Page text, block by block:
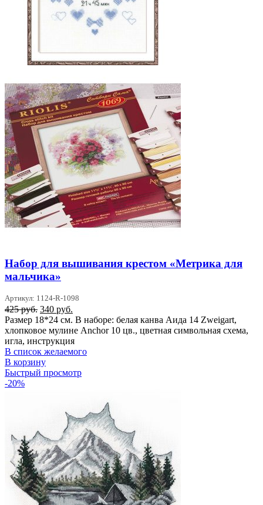
Набор для вышивания крестом «Метрика для
мальчика»
Артикул: 1124-R-1098
425руб. Первоначальная
цена
составляла
425 руб..
340 руб.
цена:
340 руб..
Размер 18*24 см. В наборе: белая канва Аида 14 Zweigart,
хлопковое мулине Anchor 10 цв., цветная символьная схема,
игла, инструкция
В список желаемого
В корзину
Быстрый просмотр
-20%